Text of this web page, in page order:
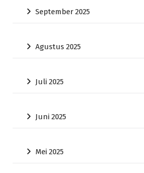
September 2025
Agustus 2025
Juli 2025
Juni 2025
Mei 2025